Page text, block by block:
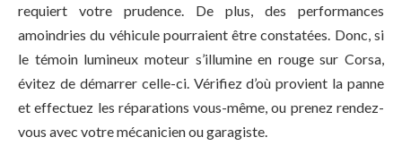
requiert votre prudence. De plus, des performances
amoindries du véhicule pourraient être constatées. Donc, si
le témoin lumineux moteur s’illumine en rouge sur Corsa,
évitez de démarrer celle-ci. Vérifiez d’où provient la panne
et effectuez les réparations vous-même, ou prenez rendez-
vous avec votre mécanicien ou garagiste.